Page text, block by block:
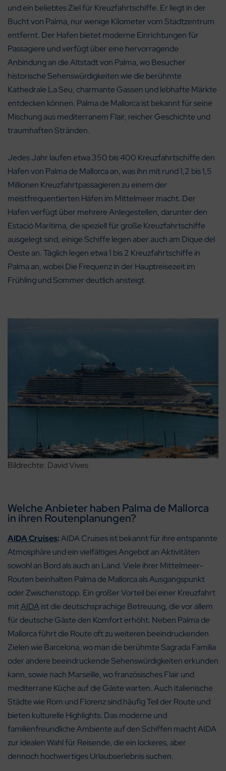
und ein beliebtes Ziel für Kreuzfahrtschiffe. Er liegt in der
Bucht von Palma, nur wenige Kilometer vom Stadtzentrum
entfernt. Der Hafen bietet moderne Einrichtungen für
Passagiere und verfügt über eine hervorragende
Anbindung an die Altstadt von Palma, wo Besucher
historische Sehenswürdigkeiten wie die berühmte
Kathedrale La Seu, charmante Gassen und lebhafte Märkte
entdecken können. Palma de Mallorca ist bekannt für seine
Mischung aus mediterranem Flair, reicher Geschichte und
traumhaften Stränden.
Jedes Jahr laufen etwa 350 bis 400 Kreuzfahrtschiffe den
Hafen von Palma de Mallorca an, was ihn mit rund 1,2 bis 1,5
Millionen Kreuzfahrtpassagieren zu einem der
meistfrequentierten Häfen im Mittelmeer macht. Der
Hafen verfügt über mehrere Anlegestellen, darunter den
Estació Marítima, die speziell für große Kreuzfahrtschiffe
ausgelegt sind, einige Schiffe legen aber auch am Dique del
Oeste an. Täglich legen etwa 1 bis 2 Kreuzfahrtschiffe in
Palma an, wobei Die Frequenz in der Hauptreisezeit im
Frühling und Sommer deutlich ansteigt.
Bildrechte: David Vives
Welche Anbieter haben Palma de Mallorca
in ihren Routenplanungen?
AIDA Cruises:AIDA Cruises ist bekannt für ihre entspannte
Atmosphäre und ein vielfältiges Angebot an Aktivitäten
sowohl an Bord als auch an Land. Viele ihrer Mittelmeer-
Routen beinhalten Palma de Mallorca als Ausgangspunkt
oder Zwischenstopp. Ein großer Vorteil bei einer Kreuzfahrt
mitAIDAist die deutschsprachige Betreuung, die vor allem
für deutsche Gäste den Komfort erhöht. Neben Palma de
Mallorca führt die Route oft zu weiteren beeindruckenden
Zielen wie Barcelona, wo man die berühmte Sagrada Familia
oder andere beeindruckende Sehenswürdigkeiten erkunden
kann, sowie nach Marseille, wo französisches Flair und
mediterrane Küche auf die Gäste warten. Auch italienische
Städte wie Rom und Florenz sind häufig Teil der Route und
bieten kulturelle Highlights. Das moderne und
familienfreundliche Ambiente auf den Schiffen macht AIDA
zur idealen Wahl für Reisende, die ein lockeres, aber
dennoch hochwertiges Urlaubserlebnis suchen.